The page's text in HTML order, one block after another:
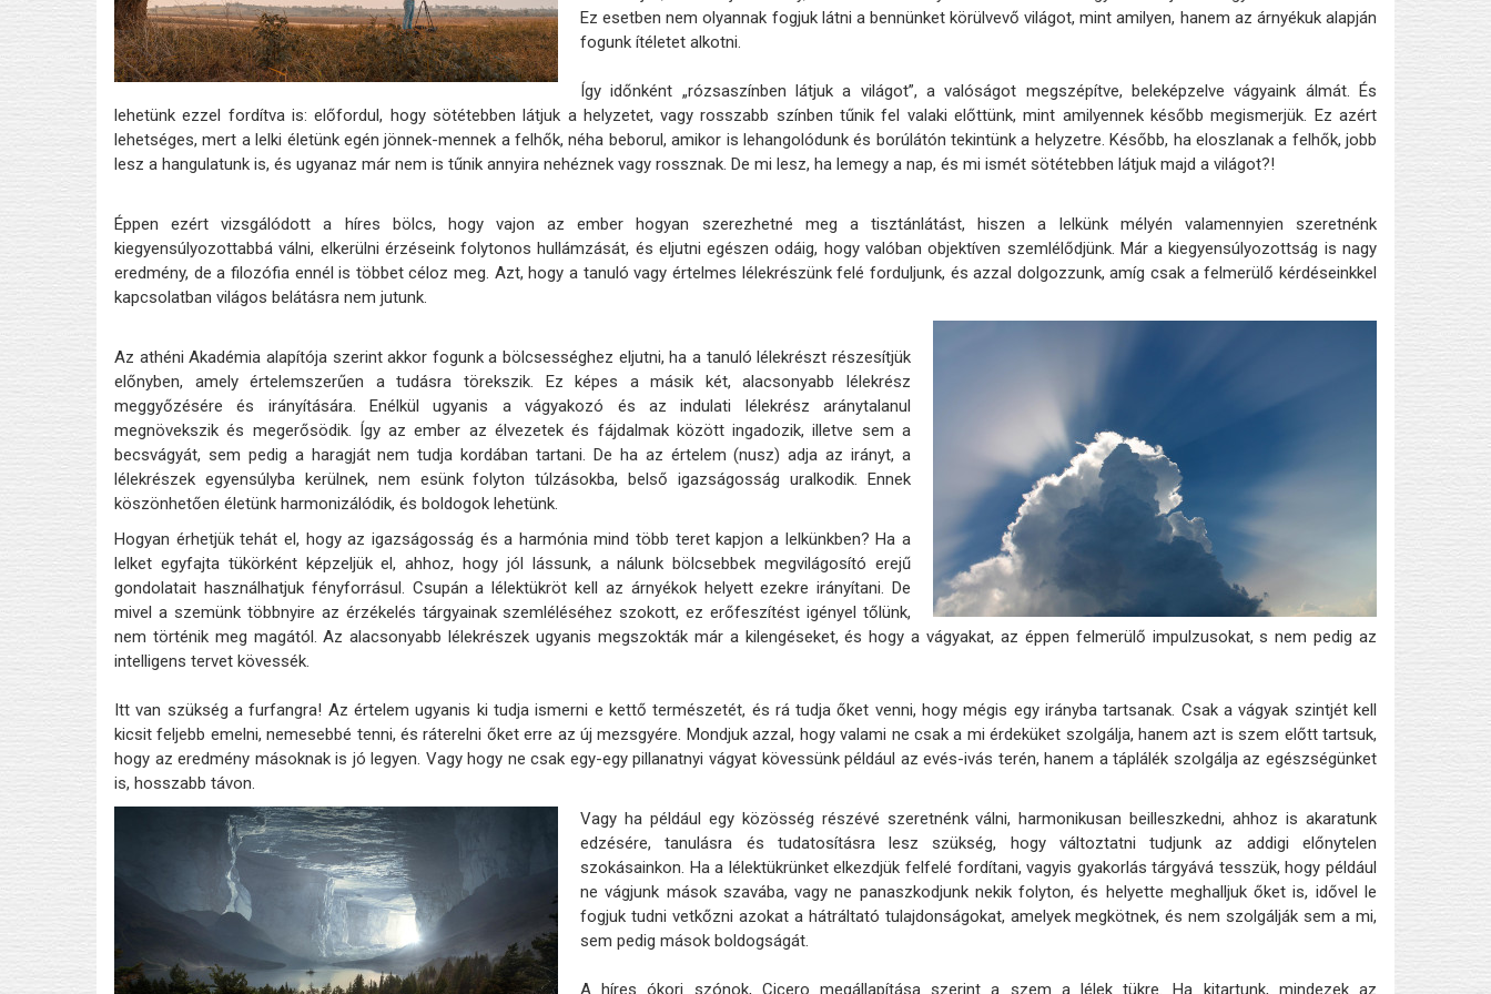
Ez esetben nem olyannak fogjuk látni a bennünket körülvevő világot, mint amilyen, hanem az árnyékuk alapján
fogunk ítéletet alkotni.
Így időnként „rózsaszínben látjuk a világot”, a valóságot megszépítve, beleképzelve vágyaink álmát. És
lehetünk ezzel fordítva is: előfordul, hogy sötétebben látjuk a helyzetet, vagy rosszabb színben tűnik fel valaki előttünk, mint amilyennek később megismerjük. Ez azért
lehetséges, mert a lelki életünk egén jönnek-mennek a felhők, néha beborul, amikor is lehangolódunk és borúlátón tekintünk a helyzetre. Később, ha eloszlanak a felhők, jobb
lesz a hangulatunk is, és ugyanaz már nem is tűnik annyira nehéznek vagy rossznak. De mi lesz, ha lemegy a nap, és mi ismét sötétebben látjuk majd a világot?!
Éppen ezért vizsgálódott a híres bölcs, hogy vajon az ember hogyan szerezhetné meg a tisztánlátást, hiszen a lelkünk mélyén valamennyien szeretnénk
kiegyensúlyozottabbá válni, elkerülni érzéseink folytonos hullámzását, és eljutni egészen odáig, hogy valóban objektíven szemlélődjünk. Már a kiegyensúlyozottság is nagy
eredmény, de a filozófia ennél is többet céloz meg. Azt, hogy a tanuló vagy értelmes lélekrészünk felé forduljunk, és azzal dolgozzunk, amíg csak a felmerülő kérdéseinkkel
kapcsolatban világos belátásra nem jutunk.
Az athéni Akadémia alapítója szerint akkor fogunk a bölcsességhez eljutni, ha a tanuló lélekrészt részesítjük
előnyben, amely értelemszerűen a tudásra törekszik. Ez képes a másik két, alacsonyabb lélekrész
meggyőzésére és irányítására. Enélkül ugyanis a vágyakozó és az indulati lélekrész aránytalanul
megnövekszik és megerősödik. Így az ember az élvezetek és fájdalmak között ingadozik, illetve sem a
becsvágyát, sem pedig a haragját nem tudja kordában tartani. De ha az értelem (nusz) adja az irányt, a
lélekrészek egyensúlyba kerülnek, nem esünk folyton túlzásokba, belső igazságosság uralkodik. Ennek
köszönhetően életünk harmonizálódik, és boldogok lehetünk.
Hogyan érhetjük tehát el, hogy az igazságosság és a harmónia mind több teret kapjon a lelkünkben? Ha a
lelket egyfajta tükörként képzeljük el, ahhoz, hogy jól lássunk, a nálunk bölcsebbek megvilágosító erejű
gondolatait használhatjuk fényforrásul. Csupán a lélektükröt kell az árnyékok helyett ezekre irányítani. De
mivel a szemünk többnyire az érzékelés tárgyainak szemléléséhez szokott, ez erőfeszítést igényel tőlünk,
nem történik meg magától. Az alacsonyabb lélekrészek ugyanis megszokták már a kilengéseket, és hogy a vágyakat, az éppen felmerülő impulzusokat, s nem pedig az
intelligens tervet kövessék.
Itt van szükség a furfangra! Az értelem ugyanis ki tudja ismerni e kettő természetét, és rá tudja őket venni, hogy mégis egy irányba tartsanak. Csak a vágyak szintjét kell
kicsit feljebb emelni, nemesebbé tenni, és ráterelni őket erre az új mezsgyére. Mondjuk azzal, hogy valami ne csak a mi érdeküket szolgálja, hanem azt is szem előtt tartsuk,
hogy az eredmény másoknak is jó legyen. Vagy hogy ne csak egy-egy pillanatnyi vágyat kövessünk például az evés-ivás terén, hanem a táplálék szolgálja az egészségünket
is, hosszabb távon.
Vagy ha például egy közösség részévé szeretnénk válni, harmonikusan beilleszkedni, ahhoz is akaratunk
edzésére, tanulásra és tudatosításra lesz szükség, hogy változtatni tudjunk az addigi előnytelen
szokásainkon. Ha a lélektükrünket elkezdjük felfelé fordítani, vagyis gyakorlás tárgyává tesszük, hogy például
ne vágjunk mások szavába, vagy ne panaszkodjunk nekik folyton, és helyette meghalljuk őket is, idővel le
fogjuk tudni vetkőzni azokat a hátráltató tulajdonságokat, amelyek megkötnek, és nem szolgálják sem a mi,
sem pedig mások boldogságát.
A híres ókori szónok, Cicero megállapítása szerint a szem a lélek tükre. Ha kitartunk, mindezek az